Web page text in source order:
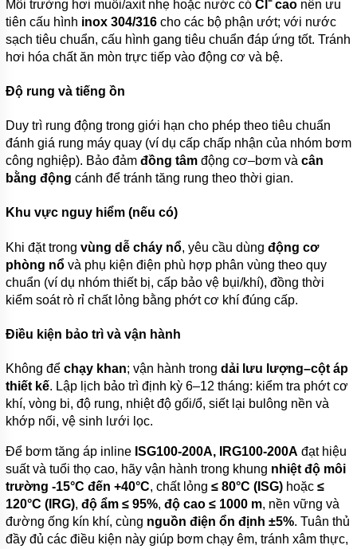
Môi trường hơi muối/axit nhẹ hoặc nước có Cl⁻ cao nên ưu
tiên cấu hình inox 304/316 cho các bộ phận ướt; với nước
sạch tiêu chuẩn, cấu hình gang tiêu chuẩn đáp ứng tốt. Tránh
hơi hóa chất ăn mòn trực tiếp vào động cơ và bệ.
Độ rung và tiếng ồn
Duy trì rung động trong giới hạn cho phép theo tiêu chuẩn
đánh giá rung máy quay (ví dụ cấp chấp nhận của nhóm bơm
công nghiệp). Bảo đảm đồng tâm động cơ–bơm và cân
bằng động cánh để tránh tăng rung theo thời gian.
Khu vực nguy hiểm (nếu có)
Khi đặt trong vùng dễ cháy nổ, yêu cầu dùng động cơ
phòng nổ và phụ kiện điện phù hợp phân vùng theo quy
chuẩn (ví dụ nhóm thiết bị, cấp bảo vệ bụi/khí), đồng thời
kiểm soát rò rỉ chất lỏng bằng phớt cơ khí đúng cấp.
Điều kiện bảo trì và vận hành
Không để chạy khan; vận hành trong dải lưu lượng–cột áp
thiết kế. Lập lịch bảo trì định kỳ 6–12 tháng: kiểm tra phớt cơ
khí, vòng bi, độ rung, nhiệt độ gối/ổ, siết lại bulông nền và
khớp nối, vệ sinh lưới lọc.
Để bơm tăng áp inline ISG100-200A, IRG100-200A đạt hiệu
suất và tuổi thọ cao, hãy vận hành trong khung nhiệt độ môi
trường -15°C đến +40°C, chất lỏng ≤ 80°C (ISG) hoặc ≤
120°C (IRG), độ ẩm ≤ 95%, độ cao ≤ 1000 m, nền vững và
đường ống kín khí, cùng nguồn điện ổn định ±5%. Tuân thủ
đầy đủ các điều kiện này giúp bơm chạy êm, tránh xâm thực,